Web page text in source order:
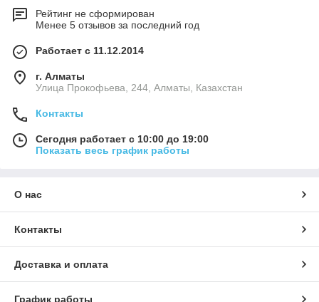
Рейтинг не сформирован
Менее 5 отзывов за последний год
Работает с 11.12.2014
г. Алматы
​Улица Прокофьева, 244, Алматы, Казахстан
Контакты
Сегодня работает с 10:00 до 19:00
Показать весь график работы
О нас
Контакты
Доставка и оплата
График работы